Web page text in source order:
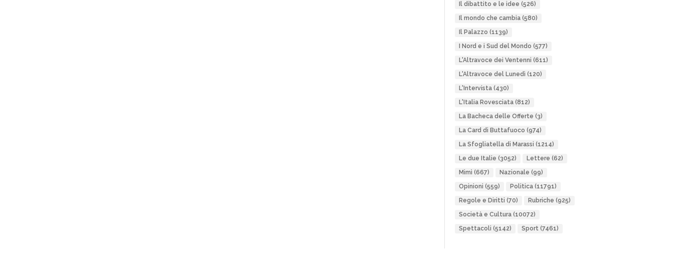
Il dibattito e le idee (526)
Il mondo che cambia(580)
Il Palazzo (1139)
I Nord e i Sud del Mondo (577)
L'Altravoce dei Ventenni (611)
L'Altravoce del Lunedì (120)
L'Intervista(430)
L'Italia Rovesciata(812)
La Bacheca delle Offerte (3)
La Card di Buttafuoco (974)
La Sfogliatella di Marassi (1214)
Le due Italie (3052) Lettere (62)
Mimì (667) Nazionale (99)
Opinioni (559) Politica(11791)
Regole e Diritti (70) Rubriche (925)
Società e Cultura(10072)
Spettacoli (5142) Sport(7461)